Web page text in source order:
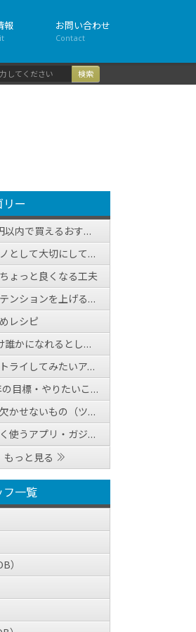
報 お問い合わせ
Contact
リー
1,000円以内で買えるおすすめ品
一生モノとして大切にしている（したい）アイテム
ょっと良くなる工夫
自分のテンションを上げる方法
レシピ
1日だけ誰かになれるとしたら？（人物・職業どちらでも可）
一度はトライしてみたいアクティビティ
2026年の目標・やりたいこと
仕事に欠かせないもの（ツール・アイテム等）
最近よく使うアプリ・ガジェットの紹介
もっと見る
フ一覧
）